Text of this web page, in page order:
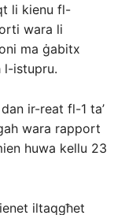
li kienu fl-
wara li
ma ġabitx
l-istupru.
ir-reat fl-1 ta’
wara rapport
huwa kellu 23
iltaqgħet